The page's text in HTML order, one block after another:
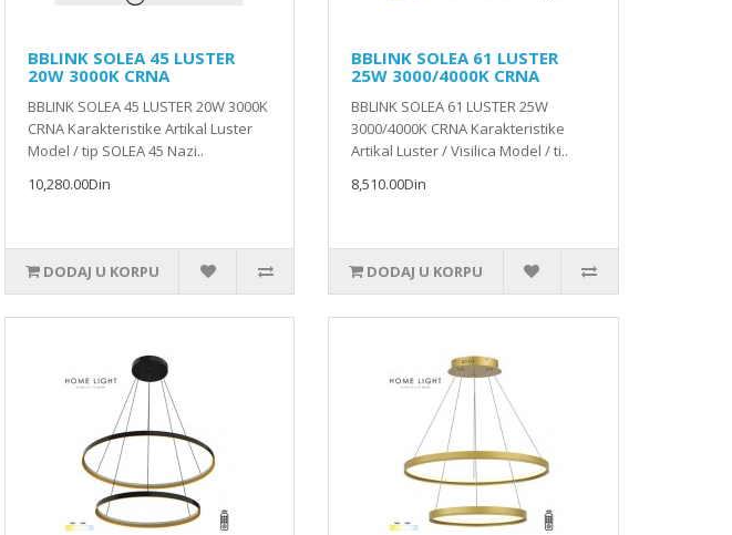
BBLINK SOLEA 45 LUSTER
20W 3000K CRNA
BBLINK SOLEA 45 LUSTER 20W 3000K
CRNA Karakteristike Artikal Luster
Model / tip SOLEA 45 Nazi..
10,280.00Din
DODAJ U KORPU
BBLINK SOLEA 61 LUSTER
25W 3000/4000K CRNA
BBLINK SOLEA 61 LUSTER 25W
3000/4000K CRNA Karakteristike
Artikal Luster / Visilica Model / ti..
8,510.00Din
DODAJ U KORPU